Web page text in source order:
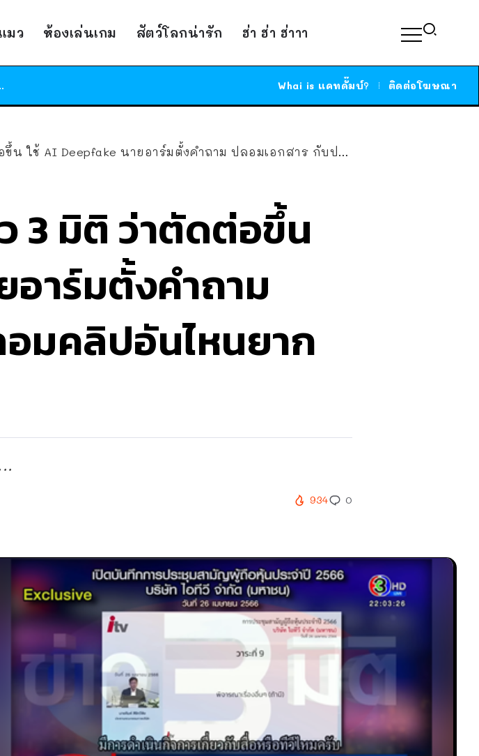
มว ห้องเล่นเกม สัตว์โลกน่ารัก ฮ่า ฮ่า ฮ่าาา
สให้แบบจัดเต็ม
เล่นได้ทั้งมือถือและ PC Whai is แคทดั๊มบ์? ติดต่อโฆษณา
นายอาร์มตั้งคำถาม ปลอมเอกสาร กับปลอมคลิปอันไหนยากกว่า?
3 มิติ ว่าตัดต่อขึ้น
อาร์มตั้งคำถาม
มคลิปอันไหนยาก
934 0